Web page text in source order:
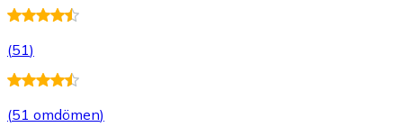
(51)
(51 omdömen)